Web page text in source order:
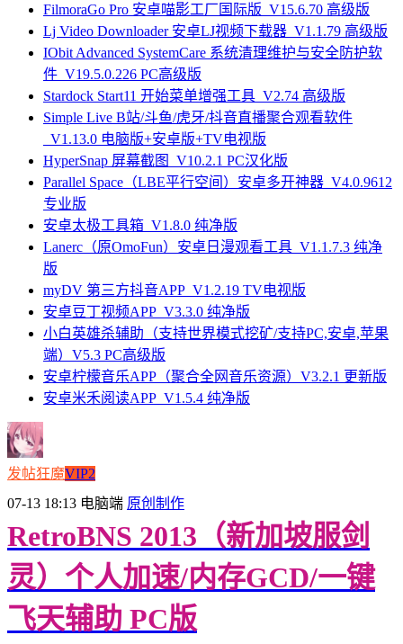
FilmoraGo Pro 安卓喵影工厂国际版_V15.6.70 高级版
Lj Video Downloader 安卓LJ视频下载器_V1.1.79 高级版
IObit Advanced SystemCare 系统清理维护与安全防护软
件_V19.5.0.226 PC高级版
Stardock Start11 开始菜单增强工具_V2.74 高级版
Simple Live B站/斗鱼/虎牙/抖音直播聚合观看软件
_V1.13.0 电脑版+安卓版+TV电视版
HyperSnap 屏幕截图_V10.2.1 PC汉化版
Parallel Space（LBE平行空间）安卓多开神器_V4.0.9612
专业版
安卓太极工具箱_V1.8.0 纯净版
Lanerc（原OmoFun）安卓日漫观看工具_V1.1.7.3 纯净
版
myDV 第三方抖音APP_V1.2.19 TV电视版
安卓豆丁视频APP_V3.3.0 纯净版
小白英雄杀辅助（支持世界模式挖矿/支持PC,安卓,苹果
端）V5.3 PC高级版
安卓柠檬音乐APP（聚合全网音乐资源）V3.2.1 更新版
安卓米禾阅读APP_V1.5.4 纯净版
发帖狂魔VIP2
07-13 18:13 电脑端 原创制作
RetroBNS 2013（新加坡服剑
灵）个人加速/内存GCD/一键
飞天辅助 PC版